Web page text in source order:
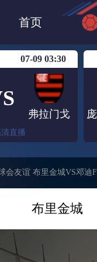
首页
日
07-09 03:30
弗拉门戈
清直播
会友谊 布里金城VS邓迪
布里金城